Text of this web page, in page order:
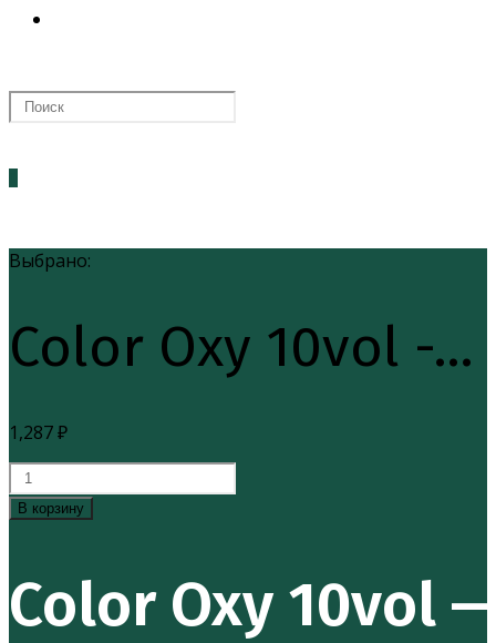
ВЕБ-
САЙТУ
Выбрано:
Color Oxy 10vol -…
1,287₽
Количество
товара
Color
-
Окисляющая
В корзину
Color Oxy 10vol